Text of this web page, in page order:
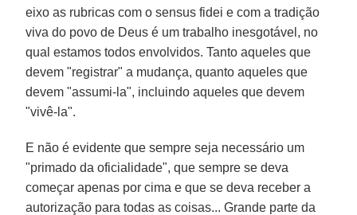
eixo as rubricas com o sensus fidei e com a tradição
viva do povo de Deus é um trabalho inesgotável, no
qual estamos todos envolvidos. Tanto aqueles que
devem "registrar" a mudança, quanto aqueles que
devem "assumi-la", incluindo aqueles que devem
"vivê-la".
E não é evidente que sempre seja necessário um
"primado da oficialidade", que sempre se deva
começar apenas por cima e que se deva receber a
autorização para todas as coisas... Grande parte da